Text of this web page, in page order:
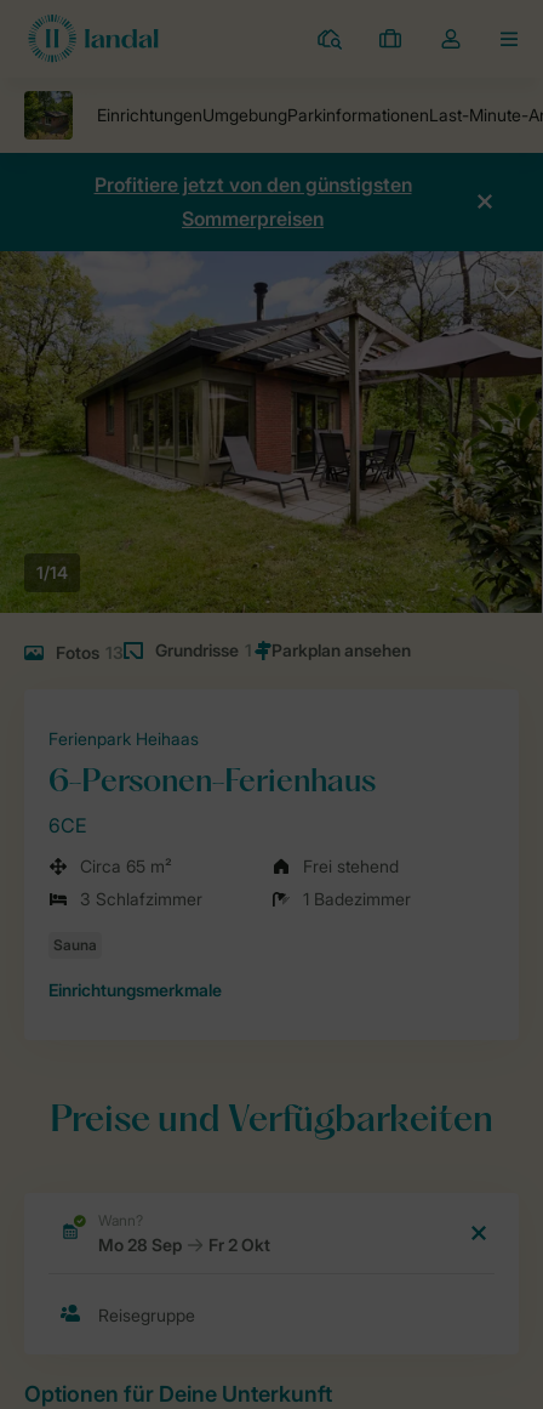
Ferienparks
Meine
Dropdown-
öffnen
Profitiere jetzt von den günstigsten
Sommerpreisen
1/14
Fotos 13 Grundrisse 1
Ferienpark Heihaas
6-Personen-Ferienhaus
6CE
Circa 65 m²
Frei stehend
3 Schlafzimmer
1 Badezimmer
Einrichtungsmerkmale
Preise und Verfügbarkeiten
Optionen für Deine Unterkunft